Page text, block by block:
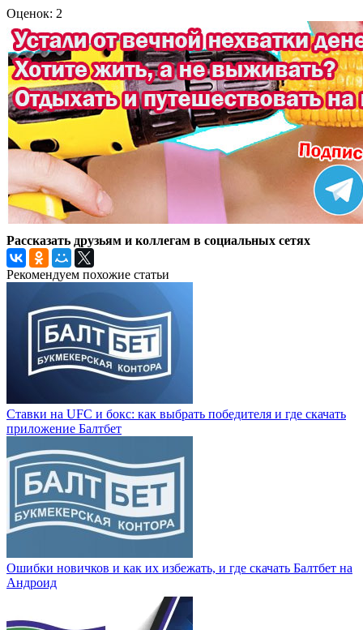
Оценок: 2
Рассказать друзьям и коллегам в социальных сетях
Рекомендуем похожие статьи
Ставки на UFC и бокс: как выбрать победителя и где скачать
приложение Балтбет
Ошибки новичков и как их избежать, и где скачать Балтбет на
Андроид